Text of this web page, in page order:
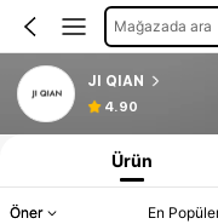
Mağazada ara
JI QIAN
4.90
Ürün
Öner En